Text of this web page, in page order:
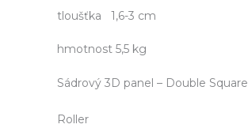
tloušťka 1,6-3 cm
hmotnost 5,5 kg
Sádrový 3D panel – Double Square
Roller